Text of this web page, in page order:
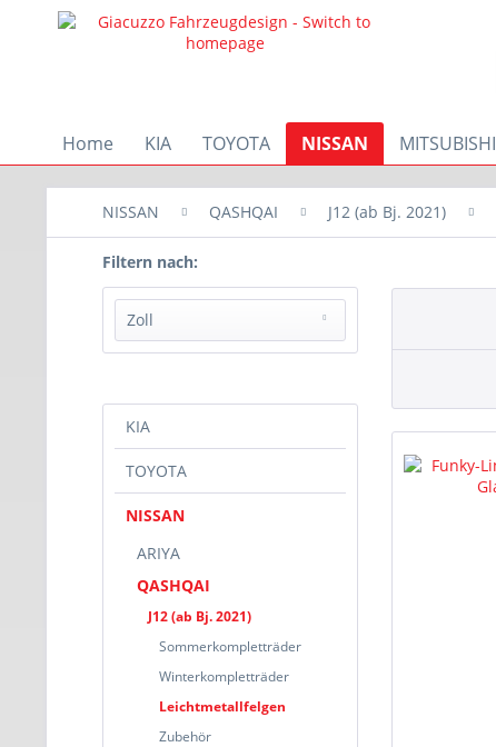
Home KIA TOYOTA NISSAN MITSUBISHI
NISSAN QASHQAI J12 (ab Bj. 2021)
Filtern nach:
Zoll
8,5x19
KIA
TOYOTA
NISSAN
ARIYA
QASHQAI
J12 (ab Bj. 2021)
Sommerkompletträder
Winterkompletträder
Leichtmetallfelgen
Zubehör